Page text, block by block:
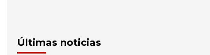
Últimas noticias